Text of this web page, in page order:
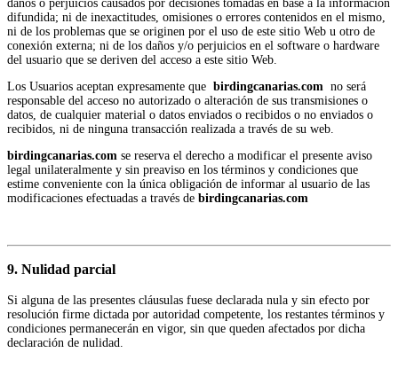
daños o perjuicios causados por decisiones tomadas en base a la información
difundida; ni de inexactitudes, omisiones o errores contenidos en el mismo,
ni de los problemas que se originen por el uso de este sitio Web u otro de
conexión externa; ni de los daños y/o perjuicios en el software o hardware
del usuario que se deriven del acceso a este sitio Web.
Los Usuarios aceptan expresamente que birdingcanarias.com no será
responsable del acceso no autorizado o alteración de sus transmisiones o
datos, de cualquier material o datos enviados o recibidos o no enviados o
recibidos, ni de ninguna transacción realizada a través de su web.
birdingcanarias.com se reserva el derecho a modificar el presente aviso
legal unilateralmente y sin preaviso en los términos y condiciones que
estime conveniente con la única obligación de informar al usuario de las
modificaciones efectuadas a través de birdingcanarias.com
9. Nulidad parcial
Si alguna de las presentes cláusulas fuese declarada nula y sin efecto por
resolución firme dictada por autoridad competente, los restantes términos y
condiciones permanecerán en vigor, sin que queden afectados por dicha
declaración de nulidad.